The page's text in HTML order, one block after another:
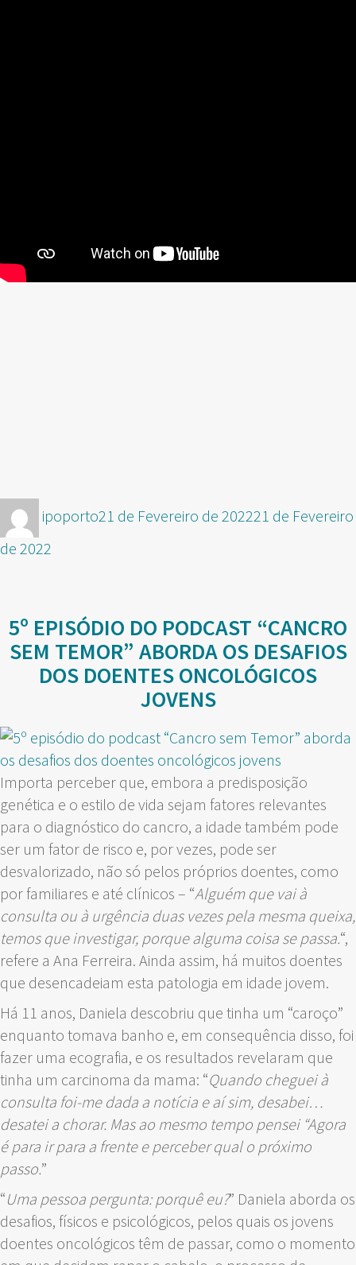
Autor
ipoportoPublicado
21 de Fevereiro de 202221 de Fevereiro
de 2022
5º EPISÓDIO DO PODCAST “CANCRO
SEM TEMOR” ABORDA OS DESAFIOS
DOS DOENTES ONCOLÓGICOS
JOVENS
Importa perceber que, embora a predisposição
genética e o estilo de vida sejam fatores relevantes
para o diagnóstico do cancro, a idade também pode
ser um fator de risco e, por vezes, pode ser
desvalorizado, não só pelos próprios doentes, como
por familiares e até clínicos – “Alguém que vai à
consulta ou à urgência duas vezes pela mesma queixa,
temos que investigar, porque alguma coisa se passa.“,
refere a Ana Ferreira. Ainda assim, há muitos doentes
que desencadeiam esta patologia em idade jovem.
Há 11 anos, Daniela descobriu que tinha um “caroço”
enquanto tomava banho e, em consequência disso, foi
fazer uma ecografia, e os resultados revelaram que
tinha um carcinoma da mama: “Quando cheguei à
consulta foi-me dada a notícia e aí sim, desabei…
desatei a chorar. Mas ao mesmo tempo pensei “Agora
é para ir para a frente e perceber qual o próximo
passo.”
“Uma pessoa pergunta: porquê eu?” Daniela aborda os
desafios, físicos e psicológicos, pelos quais os jovens
doentes oncológicos têm de passar, como o momento